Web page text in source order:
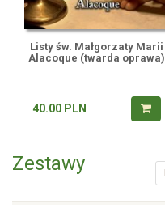
Listy św. Małgorzaty Marii
Alacoque (twarda oprawa)
40.00 PLN
Zestawy